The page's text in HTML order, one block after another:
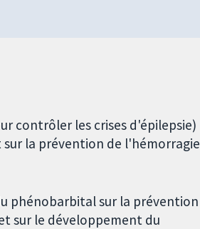
contrôler les crises d'épilepsie)
la prévention de l'hémorragie
phénobarbital sur la prévention
sur le développement du